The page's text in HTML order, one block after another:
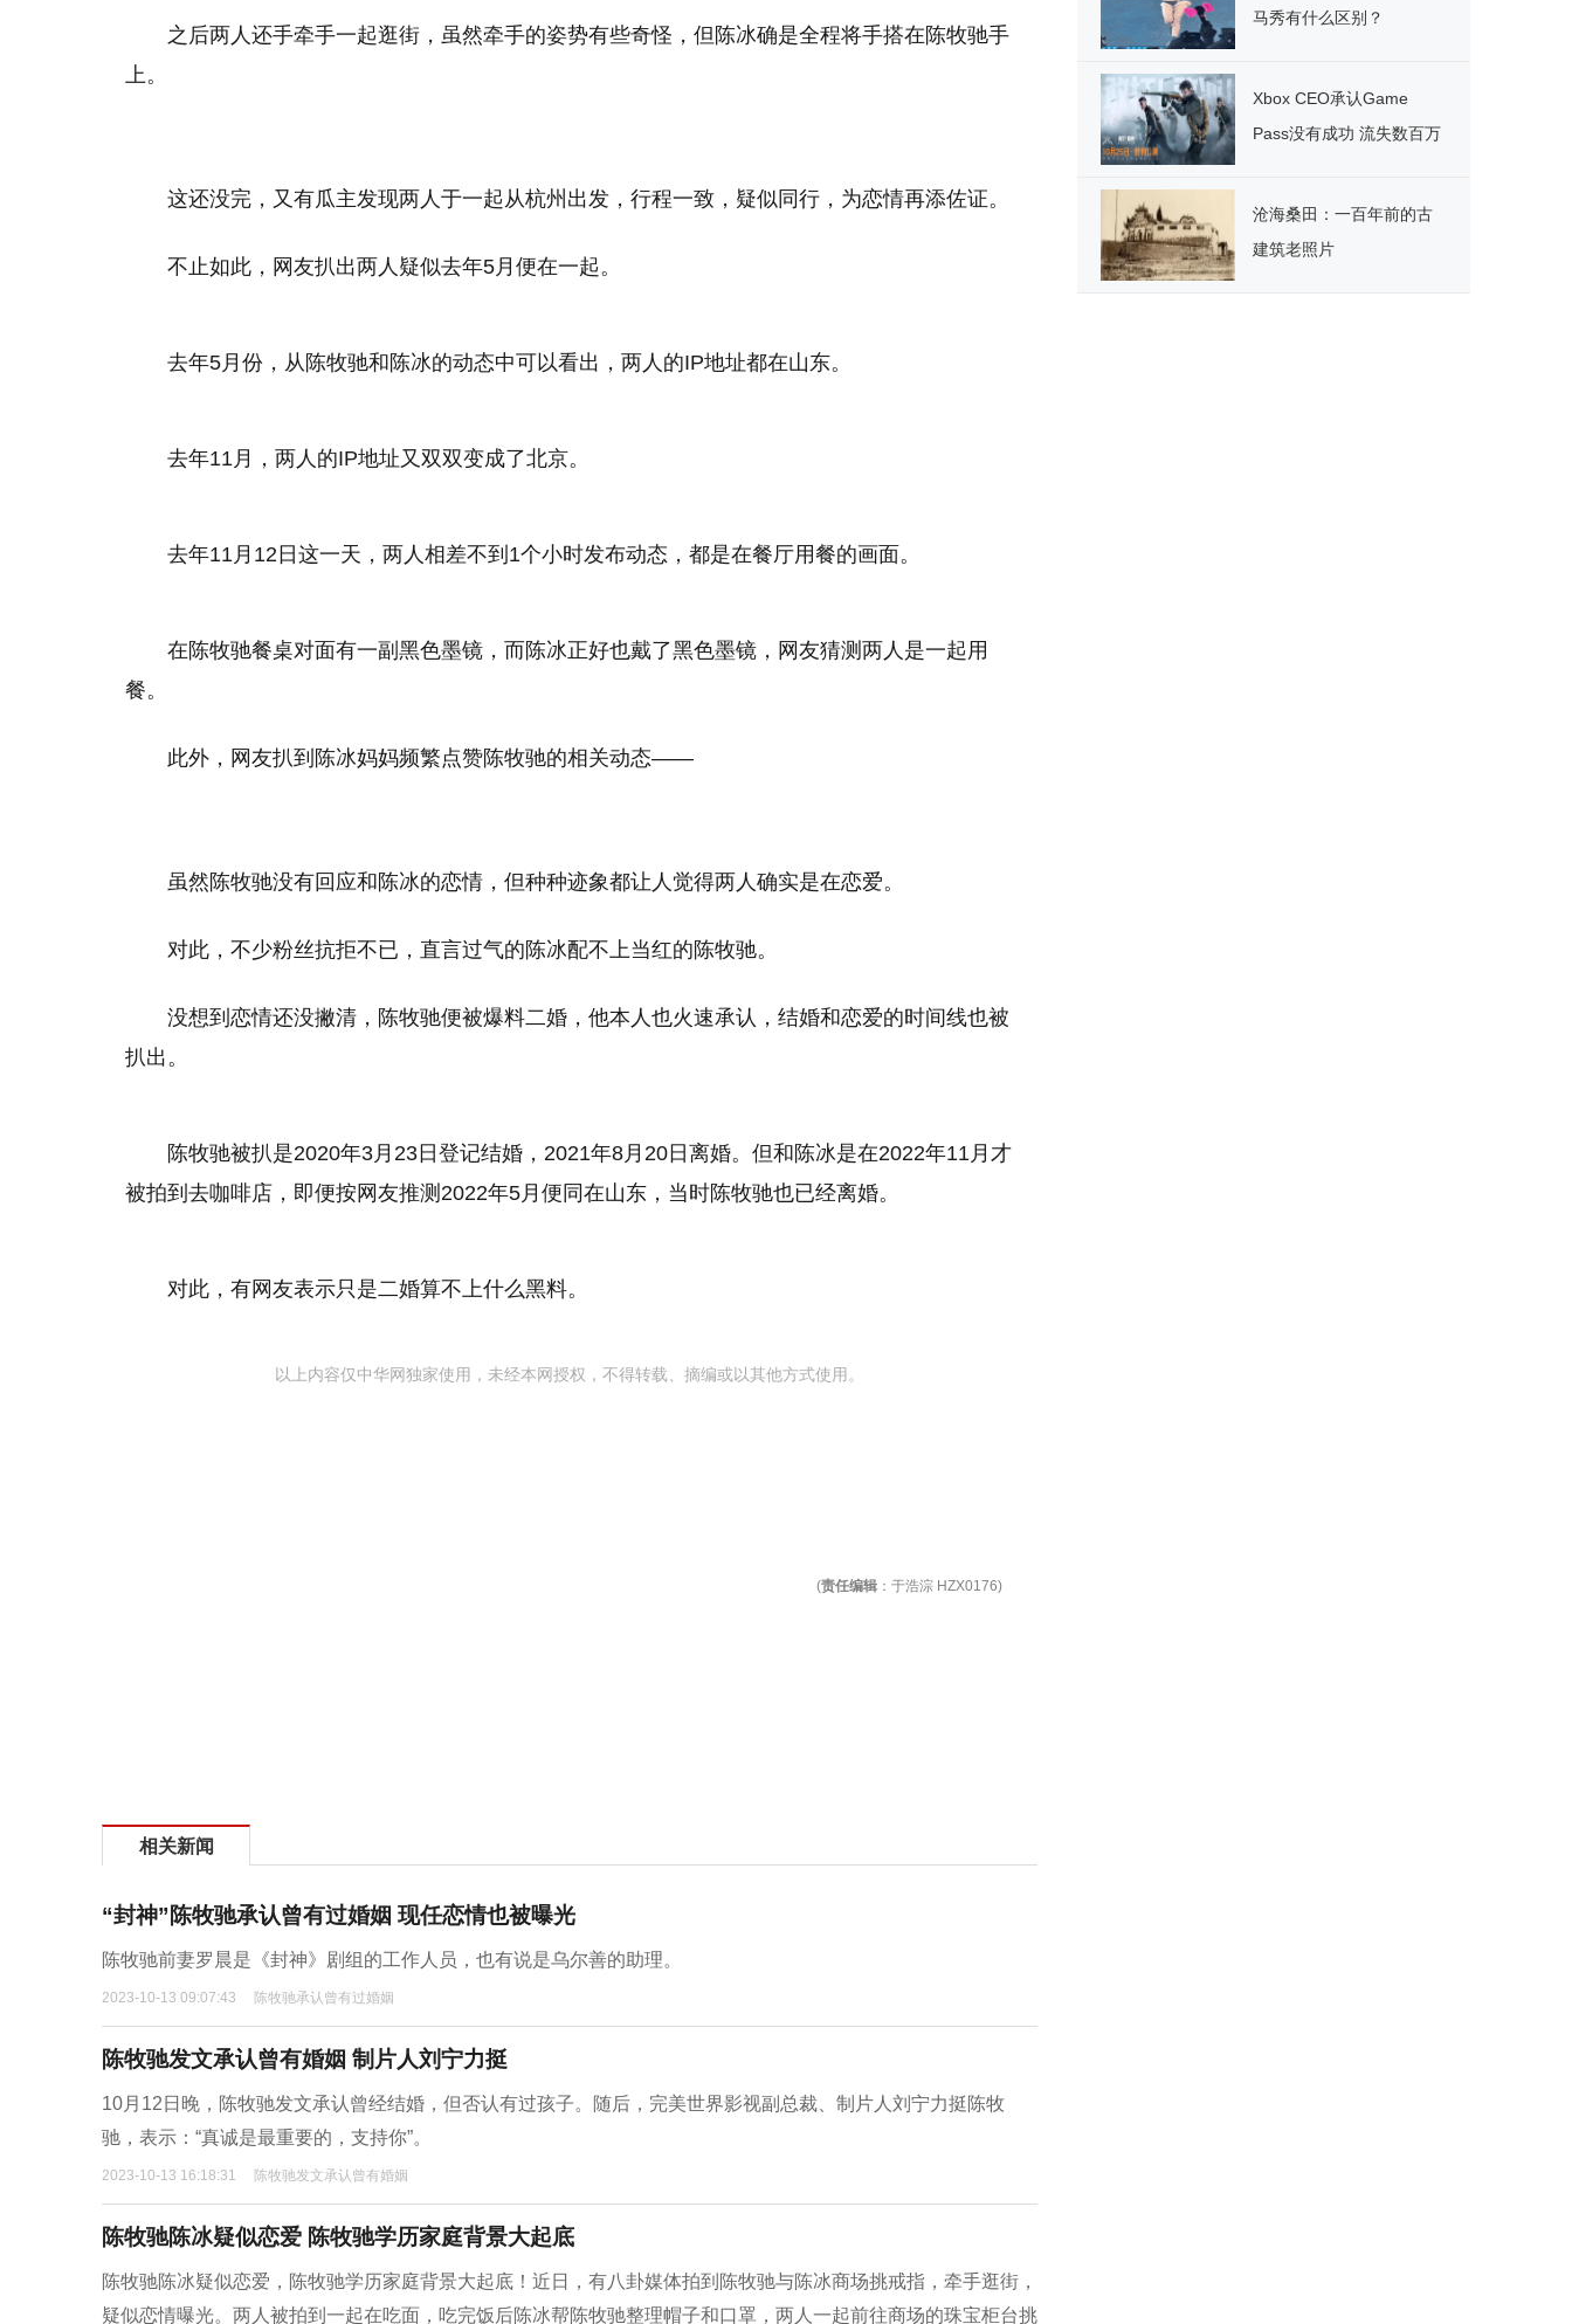
之后两人还手牵手一起逛街，虽然牵手的姿势有些奇怪，但陈冰确是全程将手搭在陈牧驰手
上。
这还没完，又有瓜主发现两人于一起从杭州出发，行程一致，疑似同行，为恋情再添佐证。
不止如此，网友扒出两人疑似去年5月便在一起。
去年5月份，从陈牧驰和陈冰的动态中可以看出，两人的IP地址都在山东。
去年11月，两人的IP地址又双双变成了北京。
去年11月12日这一天，两人相差不到1个小时发布动态，都是在餐厅用餐的画面。
在陈牧驰餐桌对面有一副黑色墨镜，而陈冰正好也戴了黑色墨镜，网友猜测两人是一起用
餐。
此外，网友扒到陈冰妈妈频繁点赞陈牧驰的相关动态——
虽然陈牧驰没有回应和陈冰的恋情，但种种迹象都让人觉得两人确实是在恋爱。
对此，不少粉丝抗拒不已，直言过气的陈冰配不上当红的陈牧驰。
没想到恋情还没撇清，陈牧驰便被爆料二婚，他本人也火速承认，结婚和恋爱的时间线也被
扒出。
陈牧驰被扒是2020年3月23日登记结婚，2021年8月20日离婚。但和陈冰是在2022年11月才
被拍到去咖啡店，即便按网友推测2022年5月便同在山东，当时陈牧驰也已经离婚。
对此，有网友表示只是二婚算不上什么黑料。
以上内容仅中华网独家使用，未经本网授权，不得转载、摘编或以其他方式使用。
(责任编辑 ：于浩淙 HZX0176)
相关新闻
“封神”陈牧驰承认曾有过婚姻 现任恋情也被曝光
陈牧驰前妻罗晨是《封神》剧组的工作人员，也有说是乌尔善的助理。
2023-10-13 09:07:43 陈牧驰承认曾有过婚姻
陈牧驰发文承认曾有婚姻 制片人刘宁力挺
10月12日晚，陈牧驰发文承认曾经结婚，但否认有过孩子。随后，完美世界影视副总裁、制片人刘宁力挺陈牧
驰，表示：“真诚是最重要的，支持你”。
2023-10-13 16:18:31 陈牧驰发文承认曾有婚姻
陈牧驰陈冰疑似恋爱 陈牧驰学历家庭背景大起底
陈牧驰陈冰疑似恋爱，陈牧驰学历家庭背景大起底！近日，有八卦媒体拍到陈牧驰与陈冰商场挑戒指，牵手逛街，
疑似恋情曝光。两人被拍到一起在吃面，吃完饭后陈冰帮陈牧驰整理帽子和口罩，两人一起前往商场的珠宝柜台挑
马秀有什么区别？
Xbox CEO承认Game
Pass没有成功 流失数百万
沧海桑田：一百年前的古
建筑老照片